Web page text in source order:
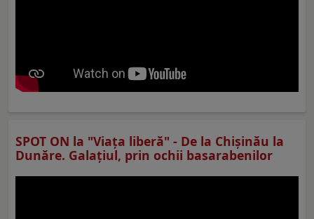
SPOT ON la "Viaţa liberă" - De la Chișinău la
Dunăre. Galațiul, prin ochii basarabenilor